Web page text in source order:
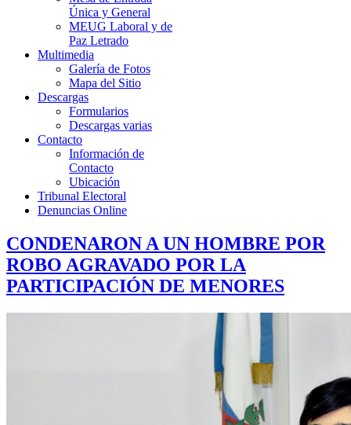
Única y General
MEUG Laboral y de
Paz Letrado
Multimedia
Galería de Fotos
Mapa del Sitio
Descargas
Formularios
Descargas varias
Contacto
Información de
Contacto
Ubicación
Tribunal Electoral
Denuncias Online
CONDENARON A UN HOMBRE POR
ROBO AGRAVADO POR LA
PARTICIPACIÓN DE MENORES